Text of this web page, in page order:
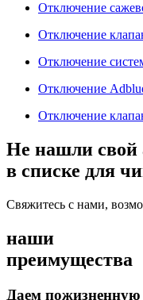
Отключение
Отключение
Отключение
Отключение
Отключение
Не нашли свой
в списке для
Свяжитесь с нами,
наши
преимущества
Даем